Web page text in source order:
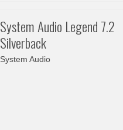
System Audio Legend 7.2
Silverback
System Audio